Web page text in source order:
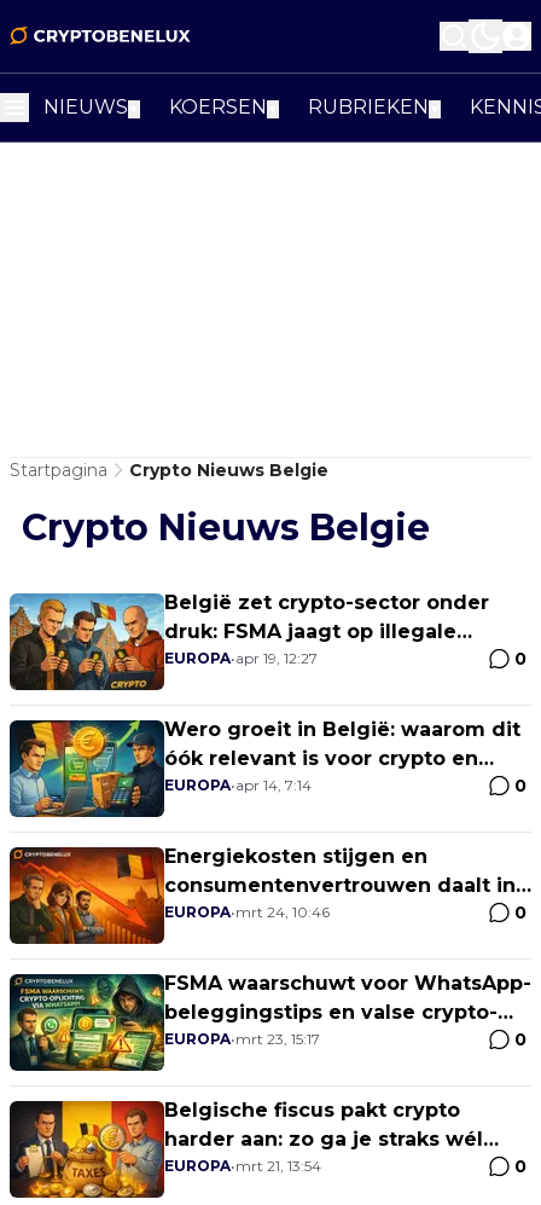
NIEUWS KOERSEN RUBRIEKEN
Startpagina Crypto Nieuws Belgie
Crypto Nieuws Belgie
België zet crypto-sector onder
druk: FSMA jaagt op illegale
platforms terwijl adoptie blijft
EUROPA•apr 19, 12:27 0
Wero groeit in België: waarom dit
óók relevant is voor crypto en
stablecoins
EUROPA•apr 14, 7:14 0
Energiekosten stijgen en
consumentenvertrouwen daalt in
België: wat betekent dit voor
EUROPA•mrt 24, 10:46 0
FSMA waarschuwt voor WhatsApp-
beleggingstips en valse crypto-
apps in België
EUROPA•mrt 23, 15:17 0
Belgische fiscus pakt crypto
harder aan: zo ga je straks wél
belasting betalen
EUROPA•mrt 21, 13:54 0